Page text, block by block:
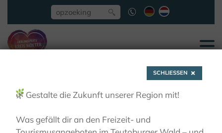
SCHLIESSEN
🌿 Gestalte die Zukunft unserer Region mit!
Was gefällt dir an den Freizeit- und